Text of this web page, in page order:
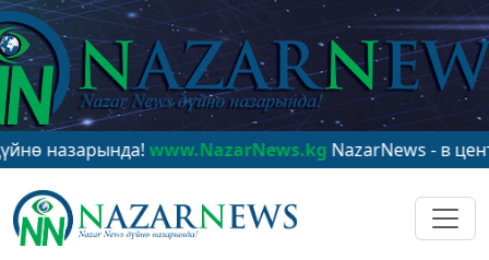
www.NazarNews.kgNazarNews - в центре